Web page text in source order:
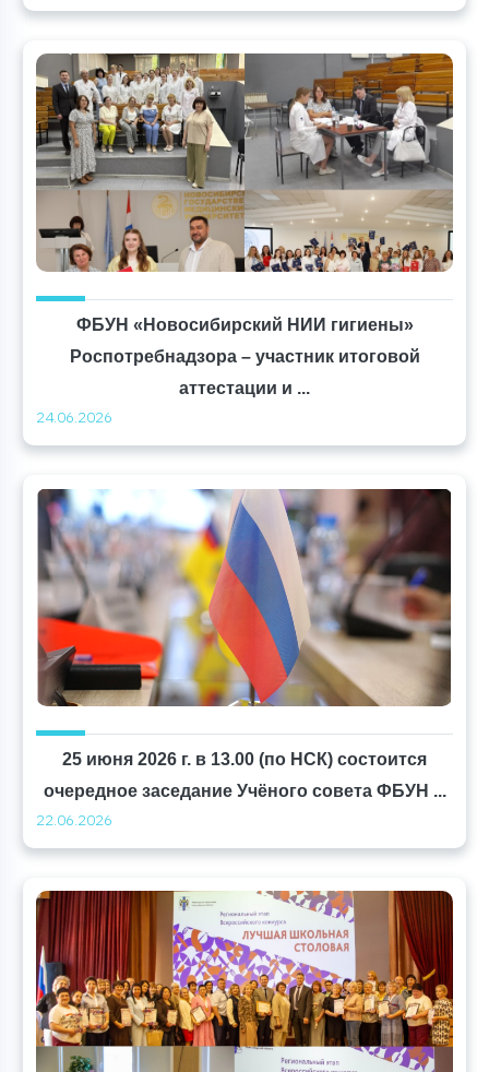
ФБУН «Новосибирский НИИ гигиены»
Роспотребнадзора – участник итоговой
аттестации и ...
24.06.2026
25 июня 2026 г. в 13.00 (по НСК) состоится
очередное заседание Учёного совета ФБУН ...
22.06.2026